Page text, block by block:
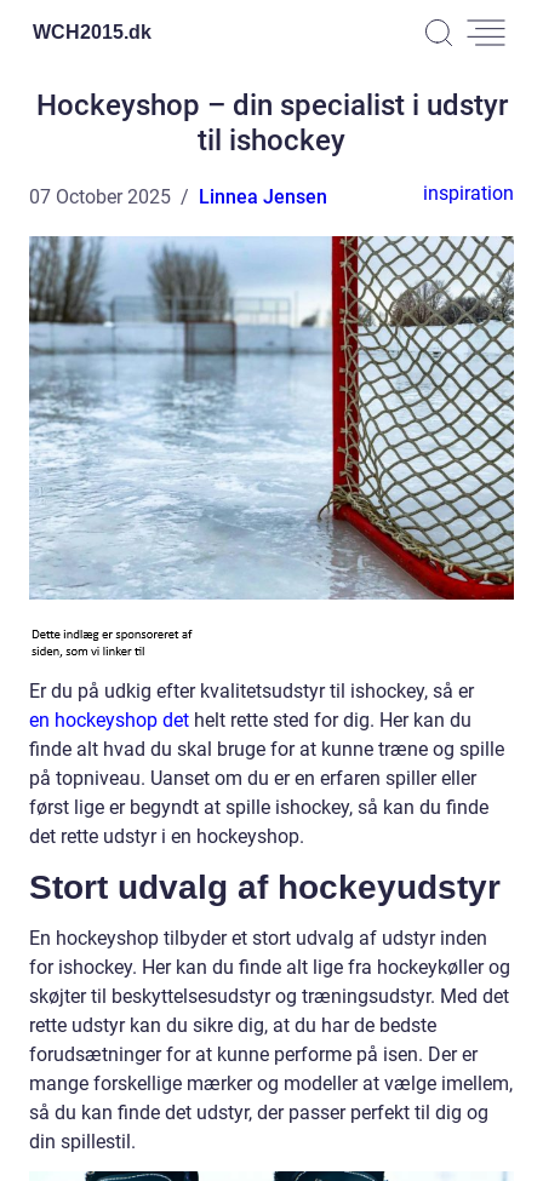
WCH2015.dk
Hockeyshop – din specialist i udstyr
til ishockey
07 October 2025 Linnea Jensen inspiration
Er du på udkig efter kvalitetsudstyr til ishockey, så er
en hockeyshop det helt rette sted for dig. Her kan du
finde alt hvad du skal bruge for at kunne træne og spille
på topniveau. Uanset om du er en erfaren spiller eller
først lige er begyndt at spille ishockey, så kan du finde
det rette udstyr i en hockeyshop.
Stort udvalg af hockeyudstyr
En hockeyshop tilbyder et stort udvalg af udstyr inden
for ishockey. Her kan du finde alt lige fra hockeykøller og
skøjter til beskyttelsesudstyr og træningsudstyr. Med det
rette udstyr kan du sikre dig, at du har de bedste
forudsætninger for at kunne performe på isen. Der er
mange forskellige mærker og modeller at vælge imellem,
så du kan finde det udstyr, der passer perfekt til dig og
din spillestil.